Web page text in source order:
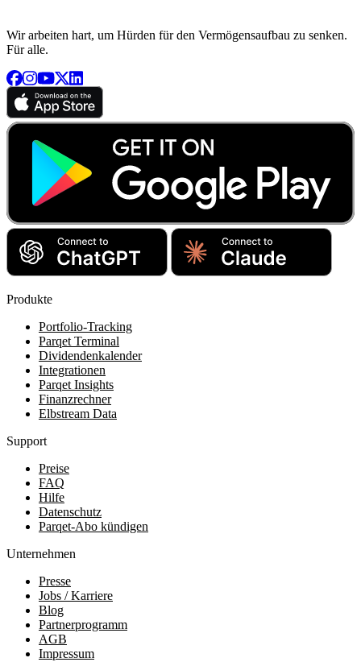
Wir arbeiten hart, um Hürden für den Vermögensaufbau zu senken.
Für alle.
Produkte
Portfolio-Tracking
Parqet Terminal
Dividendenkalender
Integrationen
Parqet Insights
Finanzrechner
Elbstream Data
Support
Preise
FAQ
Hilfe
Datenschutz
Parqet-Abo kündigen
Unternehmen
Presse
Jobs / Karriere
Blog
Partnerprogramm
AGB
Impressum